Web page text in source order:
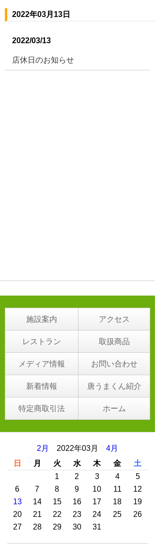
2022年03月13日
2022/03/13
店休日のお知らせ
施設案内 アクセス
レストラン 取扱商品
メディア情報 お問い合わせ
新着情報 唐うまくん紹介
特定商取引法 ホーム
2月 2022年03月 4月
日
月 火 水 木 金
土
1
2 3 4
5
6
7 8 9 10 11
12
13
14 15 16 17 18
19
20
21 22 23 24 25
26
27
28 29 30 31